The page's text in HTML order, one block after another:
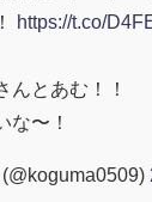
https://t.co/
んとあむ！！
な〜！